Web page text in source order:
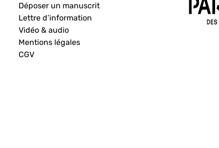
Déposer un manuscrit
Lettre d’information
Vidéo & audio
Mentions légales
CGV